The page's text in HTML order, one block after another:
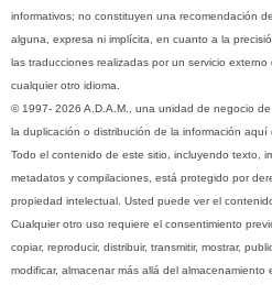
informativos; no constituyen una recomendación
alguna, expresa ni implícita, en cuanto a la
las traducciones realizadas por un servicio
cualquier otro idioma.
© 1997- 2026 A.D.A.M., una unidad de negocio
la duplicación o distribución de la información aquí
Todo el contenido de este sitio, incluyendo texto,
metadatos y compilaciones, está protegido por
propiedad intelectual. Usted puede ver el
Cualquier otro uso requiere el consentimiento
copiar, reproducir, distribuir, transmitir, mostrar,
modificar, almacenar más allá del